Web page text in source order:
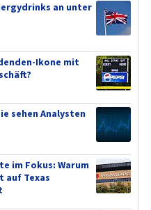
an unter
Ikone mit
sehen Analysten
im Fokus: Warum
auf Texas